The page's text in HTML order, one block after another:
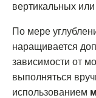
вертикальных
По мере
наращивается
зависимости от
выполняться
использованием